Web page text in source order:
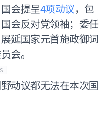
会提呈4项动议，包
会反对党领袖；委任
延国家元首施政御词
会。
动议都无法在本次国